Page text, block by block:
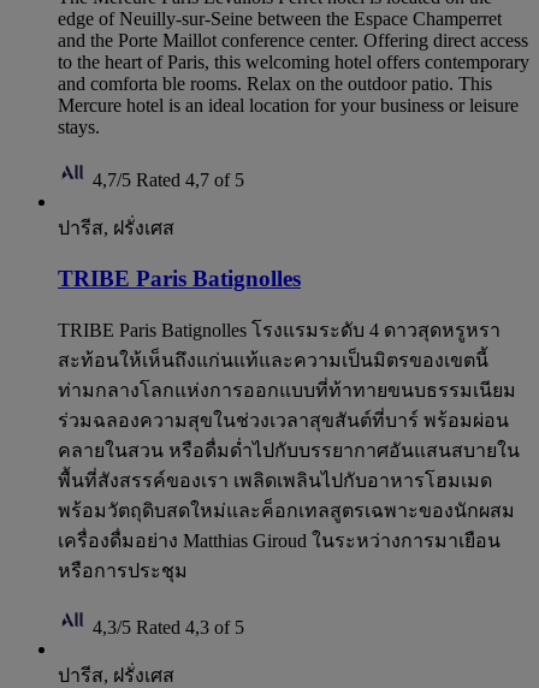
edge of Neuilly-sur-Seine between the Espace Champerret
and the Porte Maillot conference center. Offering direct access
to the heart of Paris, this welcoming hotel offers contemporary
and comforta ble rooms. Relax on the outdoor patio. This
Mercure hotel is an ideal location for your business or leisure
stays.
4,7/5 Rated 4,7 of 5
ปารีส, ฝรั่งเศส
TRIBE Paris Batignolles
TRIBE Paris Batignolles โรงแรมระดับ 4 ดาวสุดหรูหรา
สะท้อนให้เห็นถึงแก่นแท้และความเป็นมิตรของเขตนี้
ท่ามกลางโลกแห่งการออกแบบที่ท้าทายขนบธรรมเนียม
ร่วมฉลองความสุขในช่วงเวลาสุขสันต์ที่บาร์ พร้อมผ่อน
คลายในสวน หรือดื่มด่ำไปกับบรรยากาศอันแสนสบายใน
พื้นที่สังสรรค์ของเรา เพลิดเพลินไปกับอาหารโฮมเมด
พร้อมวัตถุดิบสดใหม่และค็อกเทลสูตรเฉพาะของนักผสม
เครื่องดื่มอย่าง Matthias Giroud ในระหว่างการมาเยือน
หรือการประชุม
4,3/5 Rated 4,3 of 5
ปารีส, ฝรั่งเศส